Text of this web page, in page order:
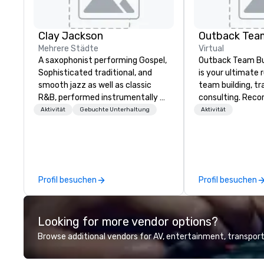
Clay Jackson
Mehrere Städte
A saxophonist performing Gospel,
Sophisticated traditional, and
smooth jazz as well as classic
R&B, performed instrumentally on
the tenor, alto, and soprano
for the presentation. I also have
all the necessary amplification
equipment as well as wireless
microphones if they would be
needed. My original music, TAKE
THE CLAY TRAIN, and ,THERE IS A
WORD’, are available on my
Aktivität Gebuchte Unterhaltung
Profil besuchen
Outback
Virtual
Outback Team
is your ultimate
team building,
consulting.
over 30,000+
Aktivität
Profil besuchen
Looking for more vendor options?
Browse additional vendors for AV, entertainment,